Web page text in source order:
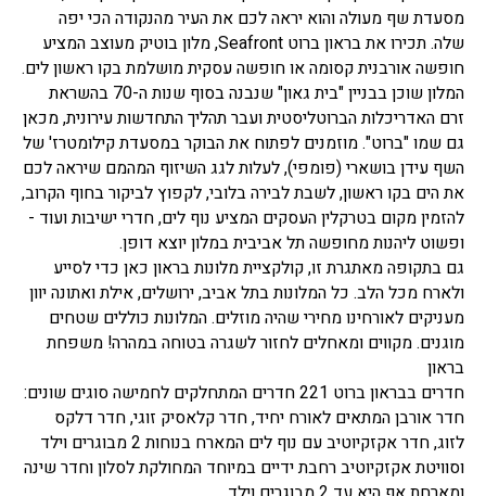
מסעדת שף מעולה והוא יראה לכם את העיר מהנקודה הכי יפה
שלה. תכירו את בראון ברוט Seafront, מלון בוטיק מעוצב המציע
חופשה אורבנית קסומה או חופשה עסקית מושלמת בקו ראשון לים.
המלון שוכן בבניין "בית גאון" שנבנה בסוף שנות ה-70 בהשראת
זרם האדריכלות הברוטליסטית ועבר תהליך התחדשות עירונית, מכאן
גם שמו "ברוט". מוזמנים לפתוח את הבוקר במסעדת קילומטרז' של
השף עידן בושארי (פומפי), לעלות לגג השיזוף המהמם שיראה לכם
את הים בקו ראשון, לשבת לבירה בלובי, לקפוץ לביקור בחוף הקרוב,
להזמין מקום בטרקלין העסקים המציע נוף לים, חדרי ישיבות ועוד -
ופשוט ליהנות מחופשה תל אביבית במלון יוצא דופן.
גם בתקופה מאתגרת זו, קולקציית מלונות בראון כאן כדי לסייע
ולארח מכל הלב. כל המלונות בתל אביב, ירושלים, אילת ואתונה יוון
מעניקים לאורחינו מחירי שהיה מוזלים. המלונות כוללים שטחים
מוגנים. מקווים ומאחלים לחזור לשגרה בטוחה במהרה! משפחת
בראון
חדרים בבראון ברוט 221 חדרים המתחלקים לחמישה סוגים שונים:
חדר אורבן המתאים לאורח יחיד, חדר קלאסיק זוגי, חדר דלקס
לזוג, חדר אקזקיוטיב עם נוף לים המארח בנוחות 2 מבוגרים וילד
וסוויטת אקזקיוטיב רחבת ידיים במיוחד המחולקת לסלון וחדר שינה